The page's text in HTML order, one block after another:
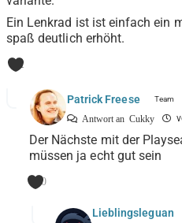
Ein Lenkrad ist ist einfach ein
spaß deutlich erhöht.
1
Patrick Freese
Antwort an Cukky
Der Nächste mit der
müssen ja echt gut sein
0
Lieblingsleguan